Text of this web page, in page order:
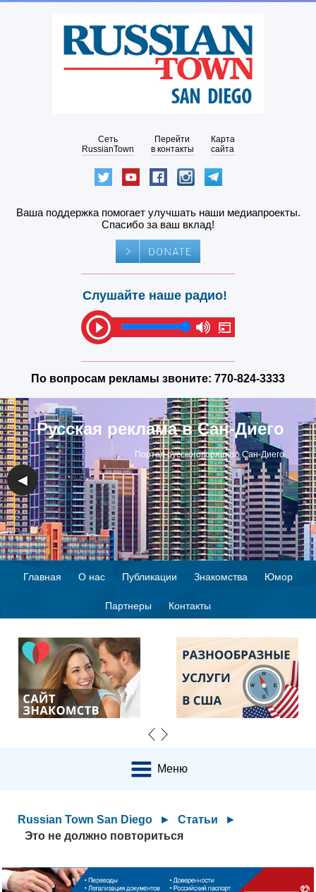
Сеть
RussianTown
Перейти
в контакты
Карта
сайта
Ваша поддержка помогает улучшать наши медиапроекты.
Спасибо за ваш вклад!
Слушайте наше радио!
По вопросам рекламы звоните: 770-824-3333
Русская реклама в Сан-Диего
Портал русскоговорящего Сан-Диего
◀ ▶
Главная О нас Публикации Знакомства Юмор
Партнеры Контакты
Меню
Russian Town San Diego ► Статьи
►
Это не должно повториться